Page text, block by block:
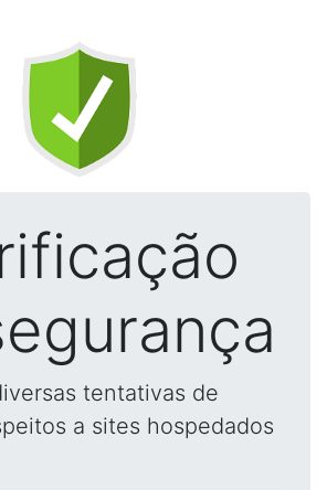
tentativas de
a sites hospedados